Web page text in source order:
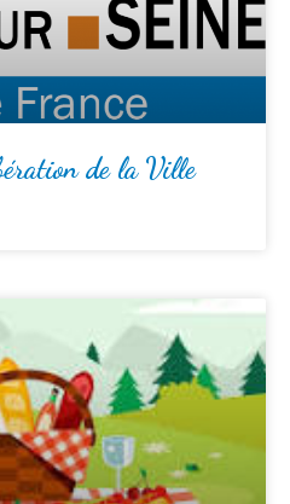
de la Ville